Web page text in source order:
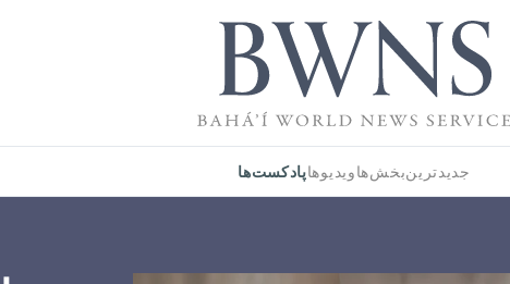
جدیدترینبخش‌هاویدیوهاپادکست‌ها